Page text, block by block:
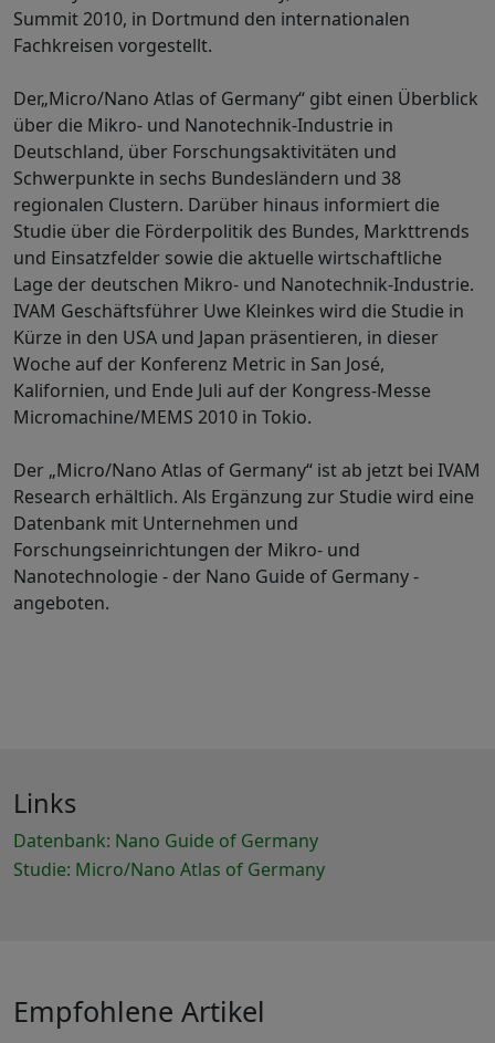
Summit 2010, in Dortmund den internationalen
Fachkreisen vorgestellt.
Der„Micro/Nano Atlas of Germany“ gibt einen Überblick
über die Mikro- und Nanotechnik-Industrie in
Deutschland, über Forschungsaktivitäten und
Schwerpunkte in sechs Bundesländern und 38
regionalen Clustern. Darüber hinaus informiert die
Studie über die Förderpolitik des Bundes, Markttrends
und Einsatzfelder sowie die aktuelle wirtschaftliche
Lage der deutschen Mikro- und Nanotechnik-Industrie.
IVAM Geschäftsführer Uwe Kleinkes wird die Studie in
Kürze in den USA und Japan präsentieren, in dieser
Woche auf der Konferenz Metric in San José,
Kalifornien, und Ende Juli auf der Kongress-Messe
Micromachine/MEMS 2010 in Tokio.
Der „Micro/Nano Atlas of Germany“ ist ab jetzt bei IVAM
Research erhältlich. Als Ergänzung zur Studie wird eine
Datenbank mit Unternehmen und
Forschungseinrichtungen der Mikro- und
Nanotechnologie - der Nano Guide of Germany -
angeboten.
Links
Datenbank: Nano Guide of Germany
Studie: Micro/Nano Atlas of Germany
Empfohlene Artikel